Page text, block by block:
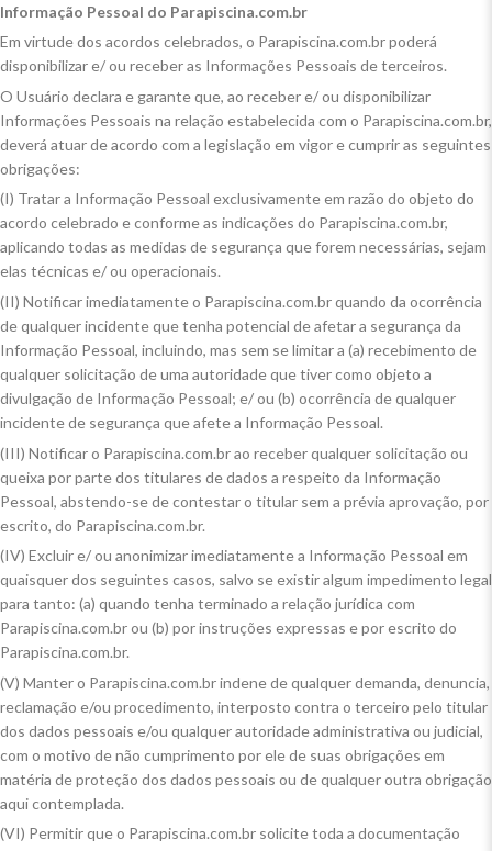
Informação Pessoal do Parapiscina.com.br
Em virtude dos acordos celebrados, o Parapiscina.com.br poderá
disponibilizar e/ ou receber as Informações Pessoais de terceiros.
O Usuário declara e garante que, ao receber e/ ou disponibilizar
Informações Pessoais na relação estabelecida com o Parapiscina.com.br,
deverá atuar de acordo com a legislação em vigor e cumprir as seguintes
obrigações:
(I) Tratar a Informação Pessoal exclusivamente em razão do objeto do
acordo celebrado e conforme as indicações do Parapiscina.com.br,
aplicando todas as medidas de segurança que forem necessárias, sejam
elas técnicas e/ ou operacionais.
(II) Notificar imediatamente o Parapiscina.com.br quando da ocorrência
de qualquer incidente que tenha potencial de afetar a segurança da
Informação Pessoal, incluindo, mas sem se limitar a (a) recebimento de
qualquer solicitação de uma autoridade que tiver como objeto a
divulgação de Informação Pessoal; e/ ou (b) ocorrência de qualquer
incidente de segurança que afete a Informação Pessoal.
(III) Notificar o Parapiscina.com.br ao receber qualquer solicitação ou
queixa por parte dos titulares de dados a respeito da Informação
Pessoal, abstendo-se de contestar o titular sem a prévia aprovação, por
escrito, do Parapiscina.com.br.
(IV) Excluir e/ ou anonimizar imediatamente a Informação Pessoal em
quaisquer dos seguintes casos, salvo se existir algum impedimento legal
para tanto: (a) quando tenha terminado a relação jurídica com
Parapiscina.com.br ou (b) por instruções expressas e por escrito do
Parapiscina.com.br.
(V) Manter o Parapiscina.com.br indene de qualquer demanda, denuncia,
reclamação e/ou procedimento, interposto contra o terceiro pelo titular
dos dados pessoais e/ou qualquer autoridade administrativa ou judicial,
com o motivo de não cumprimento por ele de suas obrigações em
matéria de proteção dos dados pessoais ou de qualquer outra obrigação
aqui contemplada.
(VI) Permitir que o Parapiscina.com.br solicite toda a documentação